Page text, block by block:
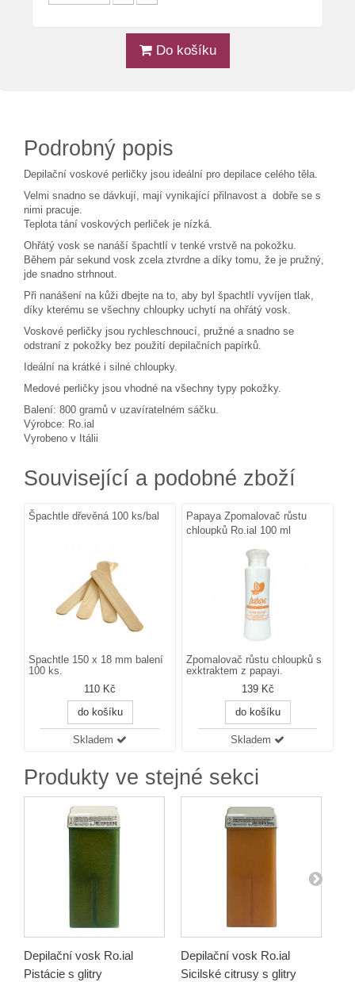
Do košíku
Podrobný popis
Depilační voskové perličky jsou ideální pro depilace celého těla.
Velmi snadno se dávkují, mají vynikající přilnavost a dobře se s
nimi pracuje.
Teplota tání voskových perliček je nízká.
Ohřátý vosk se nanáší špachtlí v tenké vrstvě na pokožku.
Během pár sekund vosk zcela ztvrdne a díky tomu, že je pružný,
jde snadno strhnout.
Při nanášení na kůži dbejte na to, aby byl špachtlí vyvíjen tlak,
díky kterému se všechny chloupky uchytí na ohřátý vosk.
Voskové perličky jsou rychleschnoucí, pružné a snadno se
odstraní z pokožky bez použití depilačních papírků.
Ideální na krátké i silné chloupky.
Medové perličky jsou vhodné na všechny typy pokožky.
Balení: 800 gramů v uzavíratelném sáčku.
Výrobce: Ro.ial
Vyrobeno v Itálii
Související a podobné zboží
Špachtle dřevěná 100 ks/bal
Špachtle 150 x 18 mm balení
100 ks.
110 Kč
do košíku
Skladem
Papaya Zpomalovač růstu
chloupků Ro.ial 100 ml
Zpomalovač růstu chloupků s
exktraktem z papayi.
139 Kč
do košíku
Skladem
Produkty ve stejné sekci
Depilační vosk Ro.ial
Pistácie s glitry
Depilační vosk Ro.ial
Sicilské citrusy s glitry